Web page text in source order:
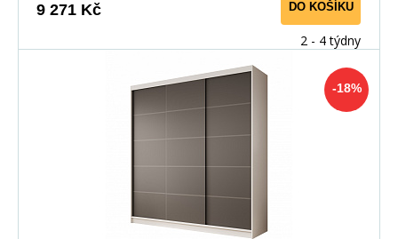
9 271 Kč DO KOŠÍKU
2 - 4 týdny
-18%